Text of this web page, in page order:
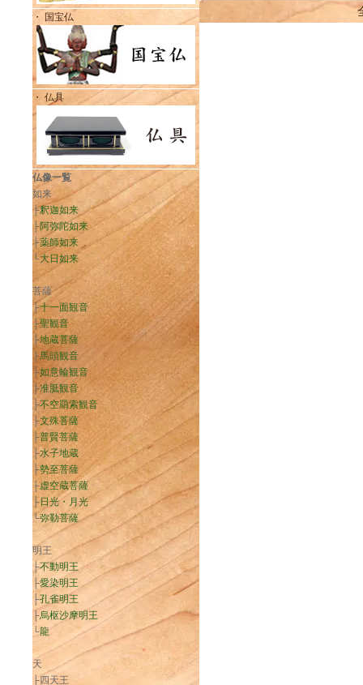
・ 国宝仏
・ 仏具
仏像一覧
如来
├釈迦如来
├阿弥陀如来
├薬師如来
└大日如来
菩薩
├十一面観音
├聖観音
├地蔵菩薩
├馬頭観音
├如意輪観音
├准胝観音
├不空羂索観音
├文殊菩薩
├普賢菩薩
├水子地蔵
├勢至菩薩
├虚空蔵菩薩
├日光・月光
└弥勒菩薩
明王
├不動明王
├愛染明王
├孔雀明王
├烏枢沙摩明王
└龍
天
├四天王